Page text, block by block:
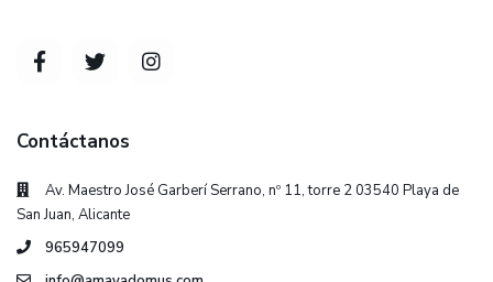
Contáctanos
Av. Maestro José Garberí Serrano, nº 11, torre 2 03540 Playa de
San Juan, Alicante
965947099